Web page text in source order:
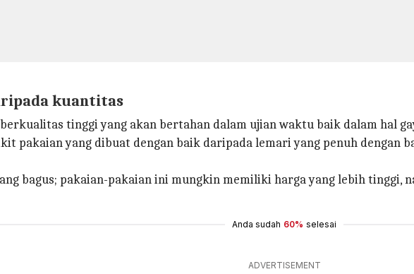
kuantitas
tinggi yang akan bertahan dalam ujian waktu baik dalam hal
pakaian yang dibuat dengan baik daripada lemari yang penuh dengan
bagus; pakaian-pakaian ini mungkin memiliki harga yang lebih tinggi,
Anda sudah 60% selesai
ADVERTISEMENT